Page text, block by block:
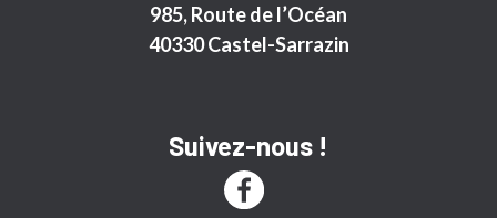
985, Route de l’Océan
40330 Castel-Sarrazin
Suivez-nous !